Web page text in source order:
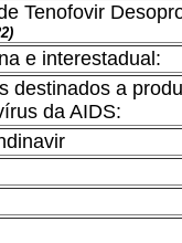
Tenofovir
e interestadual:
destinados a
da AIDS: